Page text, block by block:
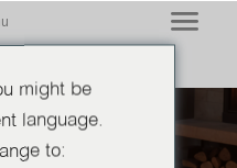
might be
language.
to: